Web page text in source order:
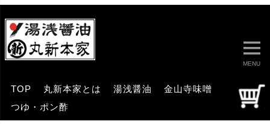
MENU
TOP 丸新本家とは 湯浅醤油
金山寺味噌
つゆ・ポン酢